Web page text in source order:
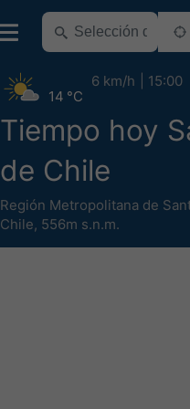
Tiempo hoy
de Chile
Región Metropolitana de
Chile, 556m s.n.m.
14 °C
6 km/h 15:00